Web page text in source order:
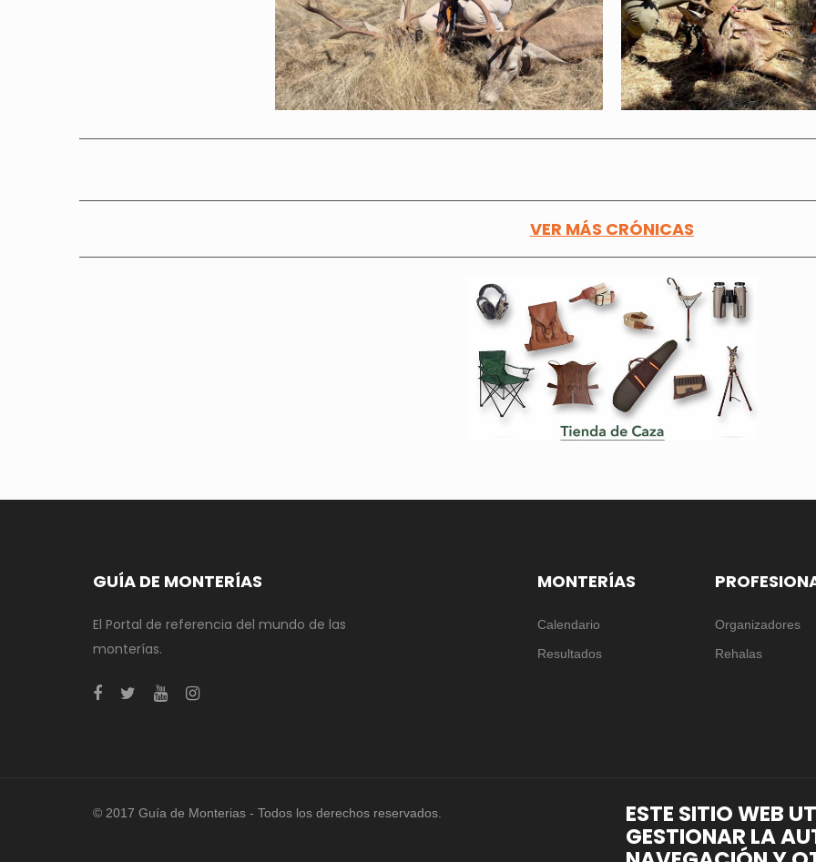
VER MÁS CRÓNICAS
GUÍA DE MONTERÍAS
El Portal de referencia del mundo de las
monterías.
MONTERÍAS
Calendario
Resultados
Organizadores
Rehalas
© 2017 Guía de Monterias - Todos los derechos reservados. ESTE SITIO WEB
GESTIONAR LA